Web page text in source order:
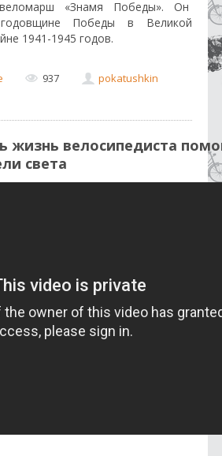
«Знамя Победы». Он
Победы в Великой
1941-1945 годов.
937
pokatushkin
жизнь велосипедиста
света